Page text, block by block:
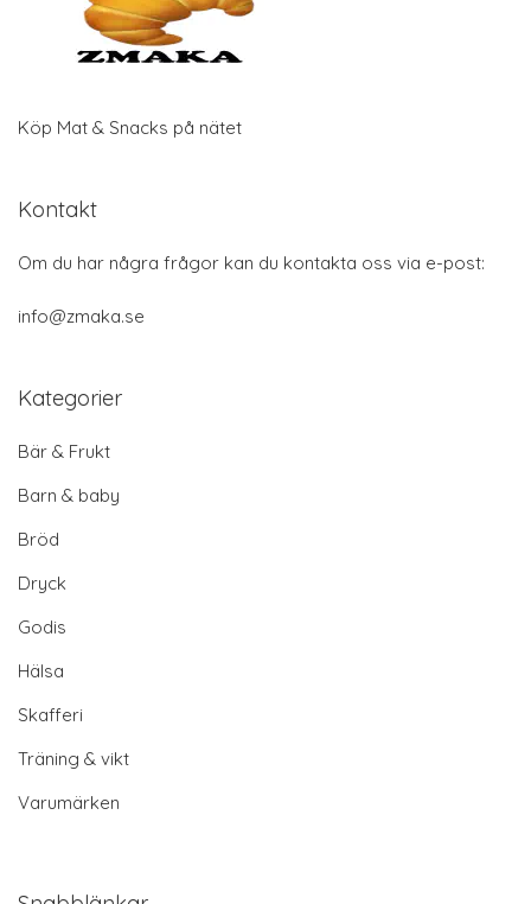
Köp Mat & Snacks på nätet
Kontakt
Om du har några frågor kan du kontakta oss via e-post:
info@zmaka.se
Kategorier
Bär & Frukt
Barn & baby
Bröd
Dryck
Godis
Hälsa
Skafferi
Träning & vikt
Varumärken